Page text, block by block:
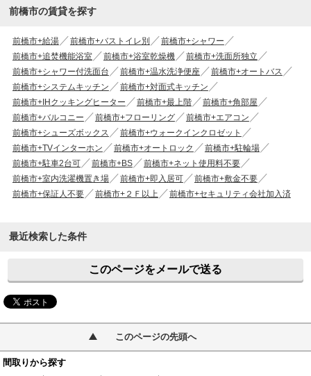
前橋市の賃貸を探す
前橋市+給湯 前橋市+バストイレ別
前橋市+シャワー
前橋市+追焚機能浴室
前橋市+浴室乾燥機
前橋市+洗面所独立
前橋市+シャワー付洗面台
前橋市+温水洗浄便座
前橋市+オートバス
前橋市+システムキッチン
前橋市+対面式キッチン
前橋市+IHクッキングヒーター
前橋市+最上階
前橋市+角部屋
前橋市+バルコニー
前橋市+フローリング
前橋市+エアコン
前橋市+シューズボックス
前橋市+ウォークインクロゼット
前橋市+TVインターホン
前橋市+オートロック
前橋市+駐輪場
前橋市+駐車2台可
前橋市+BS
前橋市+ネット使用料不要
前橋市+室内洗濯機置き場
前橋市+即入居可
前橋市+敷金不要
前橋市+保証人不要
前橋市+２Ｆ以上 前橋市+セキュリティ会社加入済
最近検索した条件
このページをメールで送る
このページの先頭へ
間取りから探す